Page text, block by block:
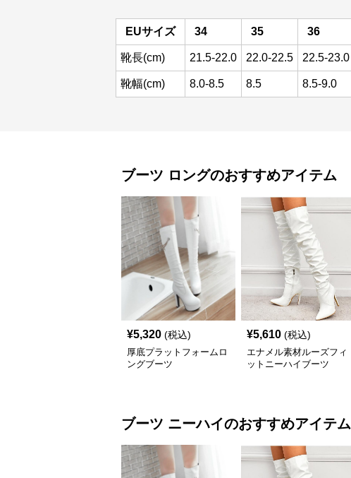
EUサイズ 34 35 36
靴長(cm) 21.5-22.0 22.0-22.5 22.5-23.0
靴幅(cm) 8.0-8.5 8.5 8.5-9.0
ブーツ ロングのおすすめアイテム
¥5,320 (税込)
厚底プラットフォームロ
ングブーツ
¥5,610 (税込)
エナメル素材ルーズフィ
ットニーハイブーツ
ブーツ ニーハイのおすすめアイテム